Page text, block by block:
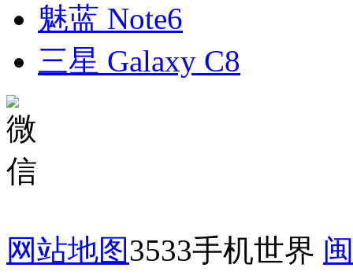
魅蓝 Note6
三星 Galaxy C8
网站地图3533手机世界